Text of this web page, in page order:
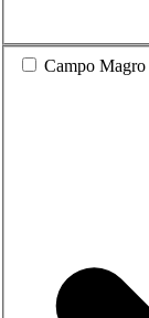
Campo Magro